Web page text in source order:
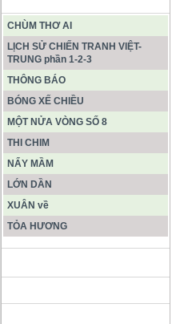
CHÙM THƠ AI
LỊCH SỬ CHIẾN TRANH VIỆT-
TRUNG phần 1-2-3
THÔNG BÁO
BÓNG XẾ CHIỀU
MỘT NỬA VÒNG SỐ 8
THI CHIM
NẨY MẦM
LỚN DẦN
XUÂN về
TỎA HƯƠNG